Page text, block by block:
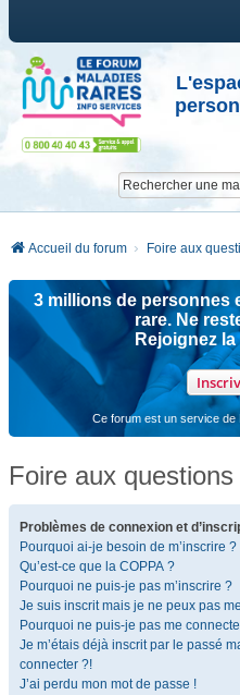
Accueil du forum Foire aux
3 millions de personnes
rare. Ne
Rejoignez
Ce forum est un service de
Foire aux questions
Problèmes de connexion et
Pourquoi ai-je besoin de m’inscrire ?
Qu’est-ce que la COPPA ?
Pourquoi ne puis-je pas m’inscrire ?
Je suis inscrit mais je ne peux pas
Pourquoi ne puis-je pas me
Je m’étais déjà inscrit par le passé
connecter ?!
J’ai perdu mon mot de passe !